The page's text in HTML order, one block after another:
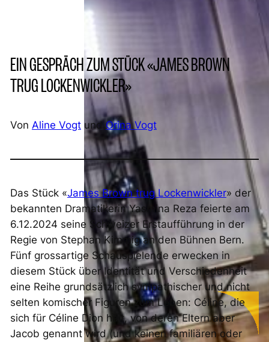
EIN GESPRÄCH ZUM STÜCK «JAMES BROWN
TRUG LOCKENWICKLER»
Von Aline Vogtund Orina Vogt
Das Stück «James Brown trug Lockenwickler» der
bekannten Dramatikerin Yasmina Reza feierte am
6.12.2024 seine Schweizer Erstaufführung in der
Regie von Stephan Kimmig an den Bühnen Bern.
Fünf grossartige Schauspielende erwecken in
diesem Stück über Identität und Verschiedenheit
eine Reihe grundsätzlich sympathischer und nicht
selten komischer Figuren zum Leben: Céline, die
sich für Céline Dion hält, von deren Eltern aber
Jacob genannt wird (und keinen familiären oder